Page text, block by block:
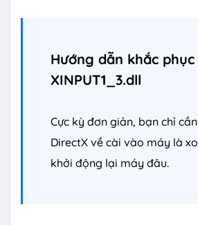
Hướng dẫn khắc phục
XINPUT1_3.dll
Cực kỳ đơn giản, bạn chỉ
DirectX về cài vào máy là
khởi động lại máy đâu.